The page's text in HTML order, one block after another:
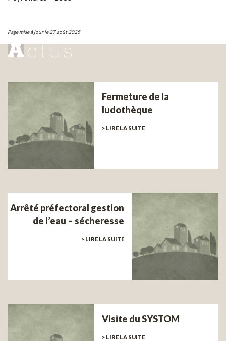
Page mise à jour le 27 août 2025
Fermeture de la
ludothèque
> LIRE LA SUITE
Arrêté préfectoral gestion
de l’eau – sécheresse
> LIRE LA SUITE
Visite du SYSTOM
> LIRE LA SUITE